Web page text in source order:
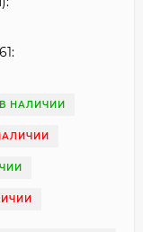
В НАЛИЧИИ